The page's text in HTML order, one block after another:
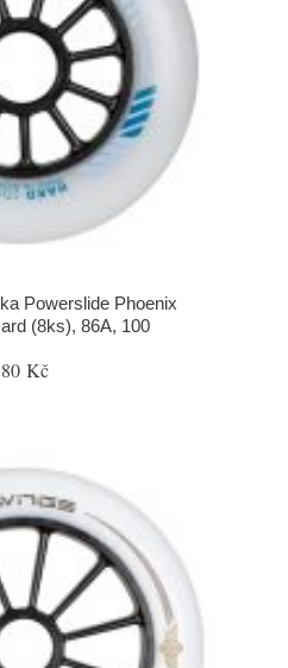
Powerslide Phoenix
(8ks), 86A, 100
Kč